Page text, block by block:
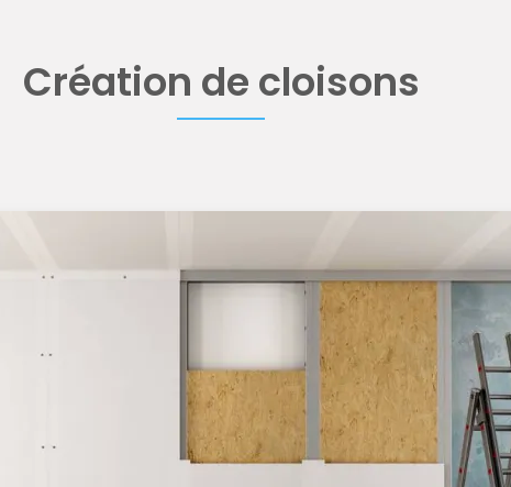
Création de cloisons